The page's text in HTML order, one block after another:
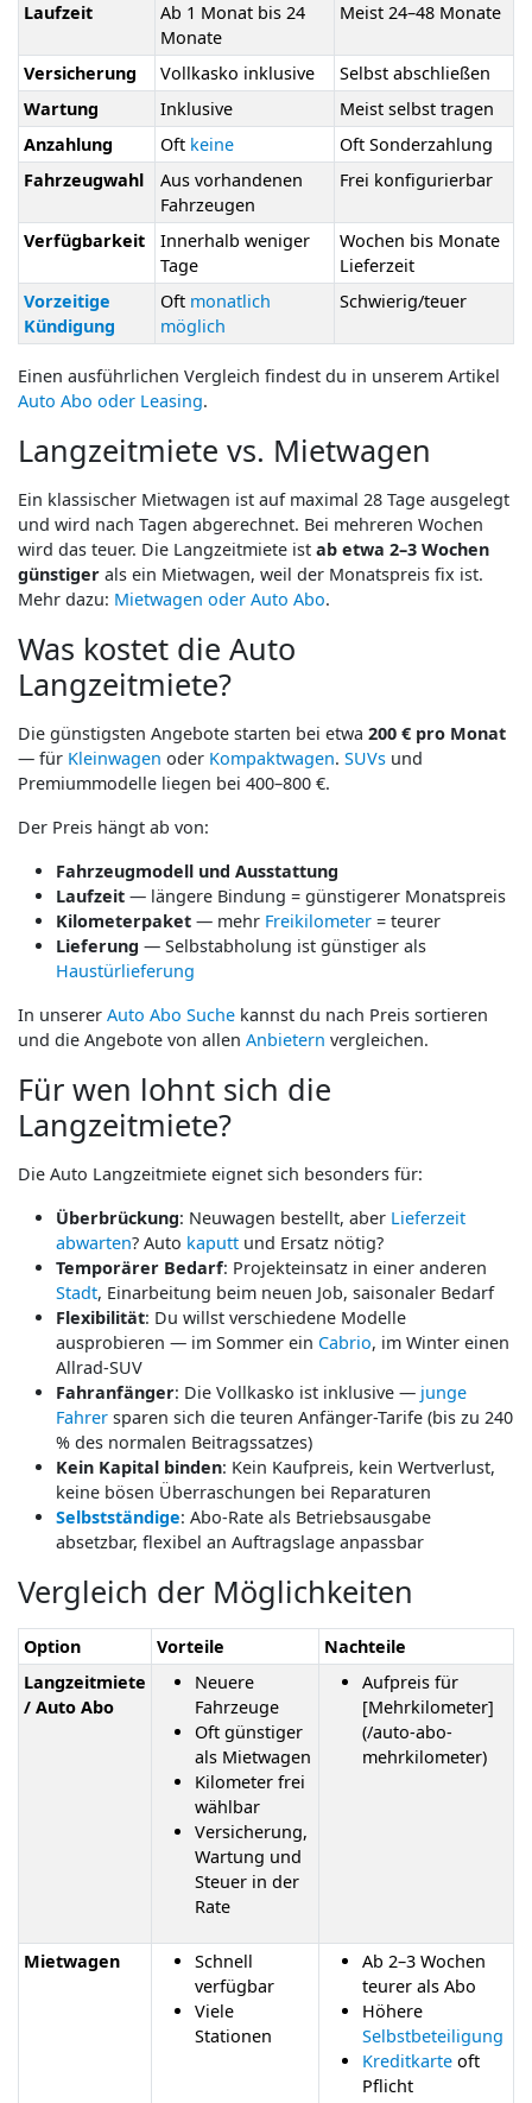
Laufzeit
Ab 1 Monat bis 24
Monate
Meist 24–48 Monate
Versicherung Vollkasko inklusive
Selbst abschließen
Wartung
Inklusive
Meist selbst tragen
Anzahlung
Oft keine
Oft Sonderzahlung
Fahrzeugwahl
Aus vorhandenen
Fahrzeugen
Frei konfigurierbar
Verfügbarkeit
Innerhalb weniger
Tage
Wochen bis Monate
Lieferzeit
Vorzeitige
Kündigung
Oft monatlich
möglich
Schwierig/teuer
Einen ausführlichen Vergleich findest du in unserem Artikel
Auto Abo oder Leasing.
Langzeitmiete vs. Mietwagen
Ein klassischer Mietwagen ist auf maximal 28 Tage ausgelegt
und wird nach Tagen abgerechnet. Bei mehreren Wochen
wird das teuer. Die Langzeitmiete ist ab etwa 2–3 Wochen
günstiger als ein Mietwagen, weil der Monatspreis fix ist.
Mehr dazu: Mietwagen oder Auto Abo.
Was kostet die Auto
Langzeitmiete?
Die günstigsten Angebote starten bei etwa 200 € pro Monat
— für Kleinwagen oder Kompaktwagen. SUVs und
Premiummodelle liegen bei 400–800 €.
Der Preis hängt ab von:
Fahrzeugmodell und Ausstattung
Laufzeit — längere Bindung = günstigerer Monatspreis
Kilometerpaket — mehr Freikilometer = teurer
Lieferung — Selbstabholung ist günstiger als
Haustürlieferung
In unserer Auto Abo Suche kannst du nach Preis sortieren
und die Angebote von allen Anbietern vergleichen.
Für wen lohnt sich die
Langzeitmiete?
Die Auto Langzeitmiete eignet sich besonders für:
Überbrückung: Neuwagen bestellt, aber Lieferzeit
abwarten? Auto kaputt und Ersatz nötig?
Temporärer Bedarf: Projekteinsatz in einer anderen
Stadt, Einarbeitung beim neuen Job, saisonaler Bedarf
Flexibilität: Du willst verschiedene Modelle
ausprobieren — im Sommer ein Cabrio, im Winter einen
Allrad-SUV
Fahranfänger: Die Vollkasko ist inklusive — junge
Fahrer sparen sich die teuren Anfänger-Tarife (bis zu 240
% des normalen Beitragssatzes)
Kein Kapital binden: Kein Kaufpreis, kein Wertverlust,
keine bösen Überraschungen bei Reparaturen
Selbstständige: Abo-Rate als Betriebsausgabe
absetzbar, flexibel an Auftragslage anpassbar
Vergleich der Möglichkeiten
Option Vorteile
Nachteile
Langzeitmiete
/ Auto Abo
Neuere
Fahrzeuge
Oft günstiger
als Mietwagen
Kilometer frei
wählbar
Versicherung,
Wartung und
Steuer in der
Rate
Aufpreis für
[Mehrkilometer]
(/auto-abo-
mehrkilometer)
Mietwagen
Schnell
verfügbar
Viele
Stationen
Ab 2–3 Wochen
teurer als Abo
Höhere
Selbstbeteiligung
Kreditkarte oft
Pflicht